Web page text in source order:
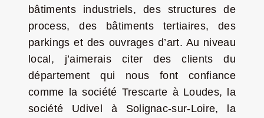
bâtiments industriels, des structures de
process, des bâtiments tertiaires, des
parkings et des ouvrages d’art. Au niveau
local, j’aimerais citer des clients du
département qui nous font confiance
comme la société Trescarte à Loudes, la
société Udivel à Solignac-sur-Loire, la